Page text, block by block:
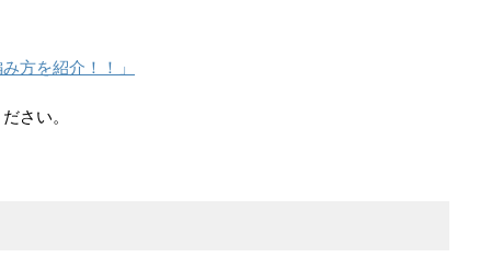
方を紹介！！」
さい。